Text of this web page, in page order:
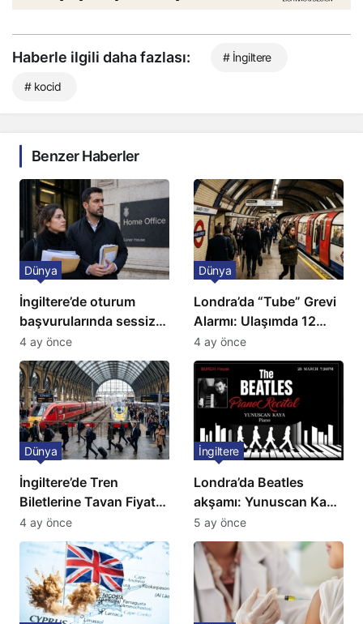
Haberle ilgili daha fazlası: # İngiltere
# kocid
Benzer Haberler
İngiltere’de oturum
başvurularında sessiz
kriz: Büyükelçilikten
açıklama!
Dünya
4 ay önce
Londra’da “Tube” Grevi
Alarmı: Ulaşımda 12
Günlük Kaos Kapıda
Dünya
4 ay önce
İngiltere’de Tren
Biletlerine Tavan Fiyat:
Ulaşımda Yeni
Düzenleme
Dünya
4 ay önce
Londra’da Beatles
akşamı: Yunuscan Kaya
klasik yorumuyla
sahnede
İngiltere
5 ay önce